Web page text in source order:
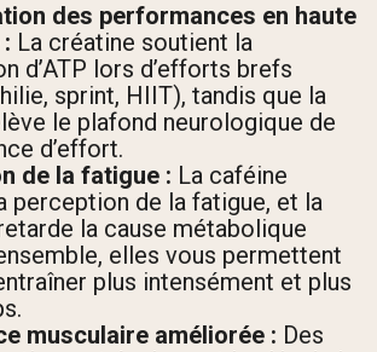
des performances en haute
La créatine soutient la
d’ATP lors d’efforts brefs
sprint, HIIT), tandis que la
le plafond neurologique de
d’effort.
de la fatigue : La caféine
perception de la fatigue, et la
la cause métabolique
elles vous permettent
plus intensément et plus
musculaire améliorée : Des